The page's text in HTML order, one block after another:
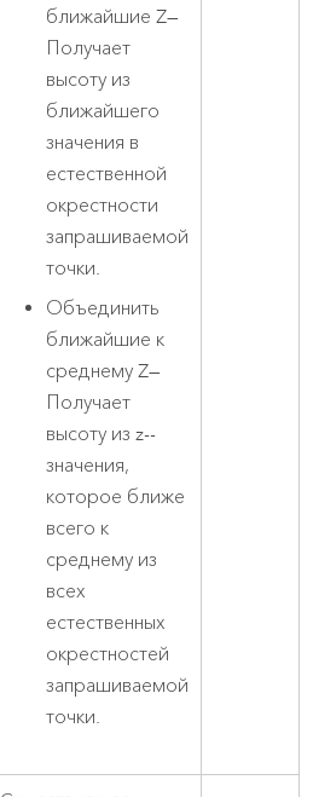
ближайшие Z—
Получает
высоту из
ближайшего
значения в
естественной
окрестности
запрашиваемой
точки.
Объединить
ближайшие к
среднему Z—
Получает
высоту из z--
значения,
которое ближе
всего к
среднему из
всех
естественных
окрестностей
запрашиваемой
точки.